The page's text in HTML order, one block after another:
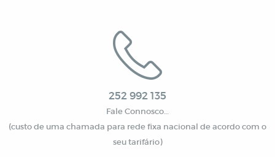
252 992 135
Fale Connosco…
(custo de uma chamada para rede fixa nacional de acordo com o
seu tarifário)